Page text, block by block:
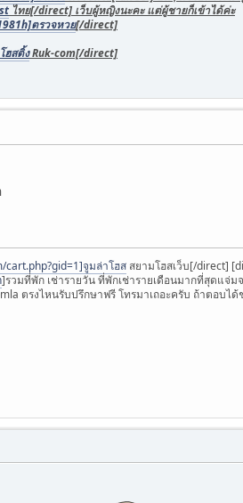
ไทย[/direct] เว็บผู้หญิงนะคะ แต่ผู้ชายก็เข้าได้ค่ะ
ตรวจหวย[/direct]
ฮสติ้งRuk-com[/direct]
cart.php?gid=1]จูมล่าโฮส สยามโฮสเว็บ[/direct]
]รวมที่พัก เช่ารายวัน ที่พักเช่ารายเดือนมากที่สุดแจ่ม
ตรงไหนรับปรึกษาฟรี โทรมาเถอะครับ ถ้าตอบไ